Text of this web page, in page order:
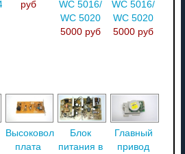
руб
WC 5016/
WC 5020
5000 руб
WC 5016/
WC 5020
5000 руб
Высоковольтный
плата
Блок
питания в
Главный
привод